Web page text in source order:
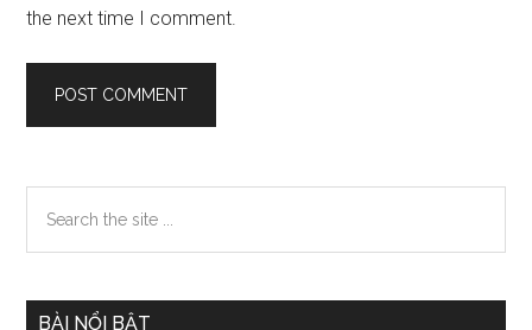
the next time I comment.
Primary
Sidebar
the
BÀI NỔI BẬT